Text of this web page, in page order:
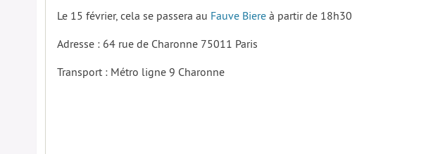
Le 15 février, cela se passera au Fauve Biere à partir de 18h30
Adresse : 64 rue de Charonne 75011 Paris
Transport : Métro ligne 9 Charonne